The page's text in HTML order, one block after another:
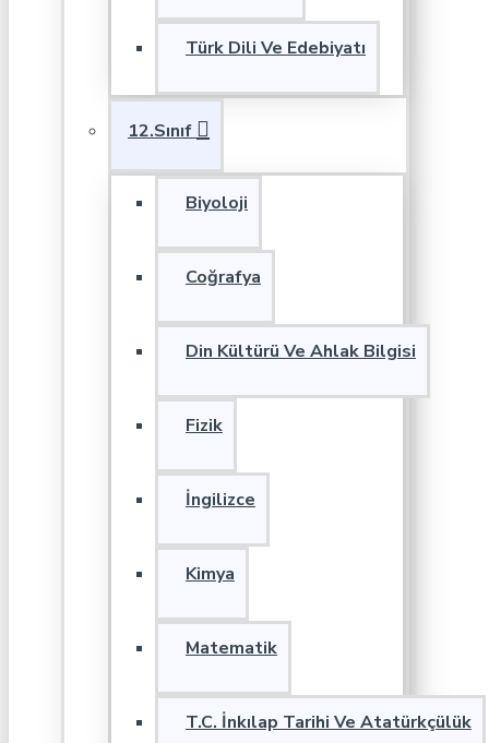
Türk Dili Ve Edebiyatı
12.Sınıf
Biyoloji
Coğrafya
Din Kültürü Ve Ahlak Bilgisi
Fizik
İngilizce
Kimya
Matematik
T.C. İnkılap Tarihi Ve Atatürkçülük